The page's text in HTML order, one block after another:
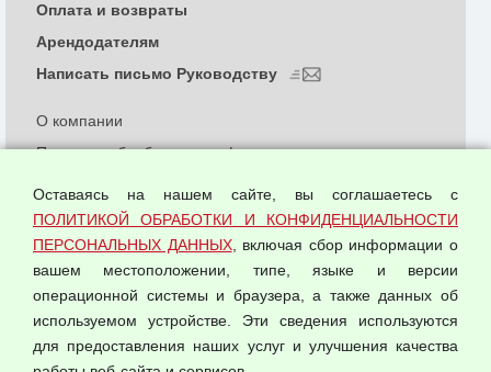
© 2026 ООО "Феникс"
О компании
Политика обработки и конфиденциальности
Согласием на обработку персональных данных
Оферта оптовой купли-продажи
Публичная оферта
Оплата и возвраты
Арендодателям
Написать письмо Руководству
Оставаясь на нашем сайте, вы соглашаетесь с
ПОЛИТИКОЙ ОБРАБОТКИ И КОНФИДЕНЦИАЛЬНОСТИ
ПЕРСОНАЛЬНЫХ ДАННЫХ, включая сбор информации о
вашем местоположении, типе, языке и версии
операционной системы и браузера, а также данных об
используемом устройстве. Эти сведения используются
для предоставления наших услуг и улучшения качества